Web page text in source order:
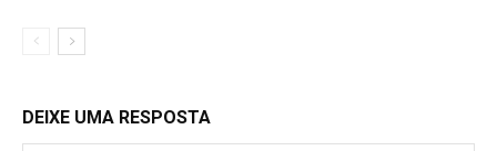
DEIXE UMA RESPOSTA